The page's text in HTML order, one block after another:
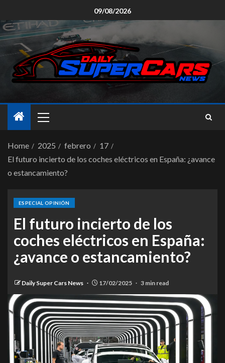
09/08/2026
Home 2025 febrero
17
El futuro incierto de los coches eléctricos en España: ¿avance
o estancamiento?
ESPECIAL OPINIÓN
El futuro incierto de los
coches eléctricos en España:
¿avance o estancamiento?
Daily Super Cars News 17/02/2025 3 min read